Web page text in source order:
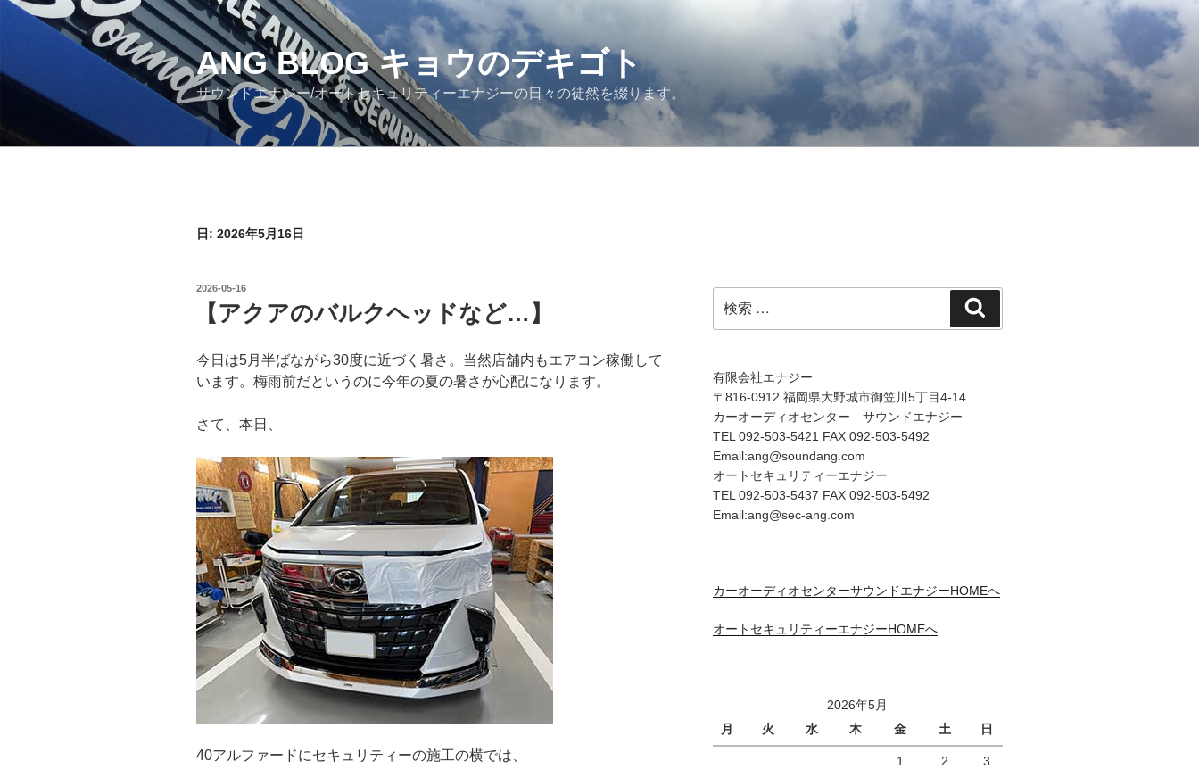
ン
ス
ANG BLOG キョウのデキゴト
サウンドエナジー/オートセキュリティーエナジーの日々の徒然を綴ります。
日: 2026年5月16日
投
2026-05-16
【アクアのバルクヘッドなど…】
今日は5月半ばながら30度に近づく暑さ。当然店舗内もエアコン稼働して
います。梅雨前だというのに今年の夏の暑さが心配になります。
さて、本日、
40アルファードにセキュリティーの施工の横では、
索:
索
有限会社エナジー
〒816-0912 福岡県大野城市御笠川5丁目4-14
カーオーディオセンター サウンドエナジー
TEL 092-503-5421 FAX 092-503-5492
Email:ang@soundang.com
オートセキュリティーエナジー
TEL 092-503-5437 FAX 092-503-5492
Email:ang@sec-ang.com
カーオーディオセンターサウンドエナジーHOMEへ
オートセキュリティーエナジーHOMEへ
2026年5月
月
火 水 木 金 土 日
1 2 3